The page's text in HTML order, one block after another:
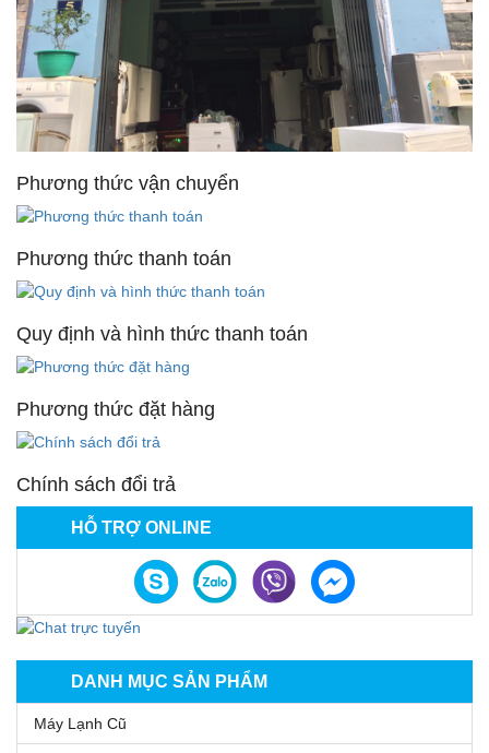
HỖ TRỢ ONLINE
DANH MỤC SẢN PHẨM
Máy Lạnh Cũ
Phương thức vận chuyển
Phương thức thanh toán
Quy định và hình thức thanh toán
Phương thức đặt hàng
Chính sách đổi trả